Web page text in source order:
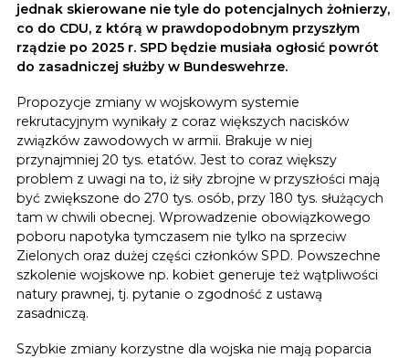
jednak skierowane nie tyle do potencjalnych żołnierzy,
co do CDU, z którą w prawdopodobnym przyszłym
rządzie po 2025 r. SPD będzie musiała ogłosić powrót
do zasadniczej służby w Bundeswehrze.
Propozycje zmiany w wojskowym systemie
rekrutacyjnym wynikały z coraz większych nacisków
związków zawodowych w armii. Brakuje w niej
przynajmniej 20 tys. etatów. Jest to coraz większy
problem z uwagi na to, iż siły zbrojne w przyszłości mają
być zwiększone do 270 tys. osób, przy 180 tys. służących
tam w chwili obecnej. Wprowadzenie obowiązkowego
poboru napotyka tymczasem nie tylko na sprzeciw
Zielonych oraz dużej części członków SPD. Powszechne
szkolenie wojskowe np. kobiet generuje też wątpliwości
natury prawnej, tj. pytanie o zgodność z ustawą
zasadniczą.
Szybkie zmiany korzystne dla wojska nie mają poparcia